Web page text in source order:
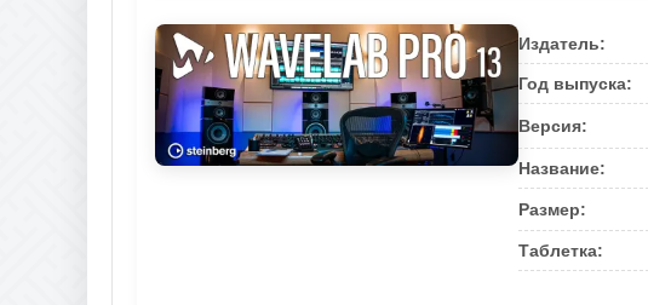
Издатель:
Год выпуска:
Версия:
Название:
Размер:
Таблетка: